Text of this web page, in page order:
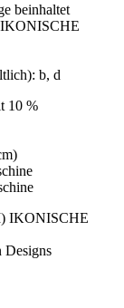
beinhaltet
b, d
10 %
IKONISCHE
Designs